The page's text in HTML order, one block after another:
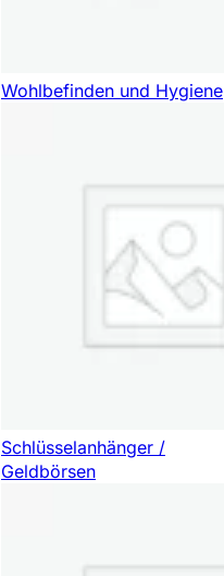
Wohlbefinden und Hygiene
Schlüsselanhänger /
Geldbörsen